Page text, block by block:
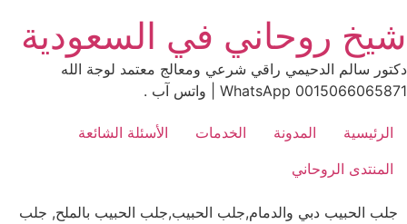
to
content
شيخ روحاني في السعودية
دكتور سالم الدحيمي راقي شرعي ومعالج معتمد لوجة الله
0015066065871 WhatsApp | واتس آب .
الرئيسية المدونة الخدمات
الأسئلة الشائعة
المنتدى الروحاني
جلب الحبيب دبي والدمام,جلب الحبيب,جلب الحبيب بالملح, جلب